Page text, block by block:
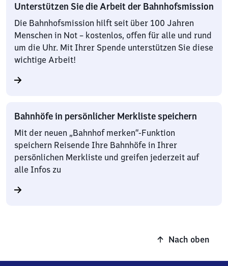
Unterstützen Sie die Arbeit der Bahnhofsmission
Die Bahnhofsmission hilft seit über 100 Jahren
Menschen in Not – kostenlos, offen für alle und rund
um die Uhr. Mit Ihrer Spende unterstützen Sie diese
wichtige Arbeit!
Bahnhöfe in persönlicher Merkliste speichern
Mit der neuen „Bahnhof merken“-Funktion
speichern Reisende Ihre Bahnhöfe in Ihrer
persönlichen Merkliste und greifen jederzeit auf
alle Infos zu
Nach oben